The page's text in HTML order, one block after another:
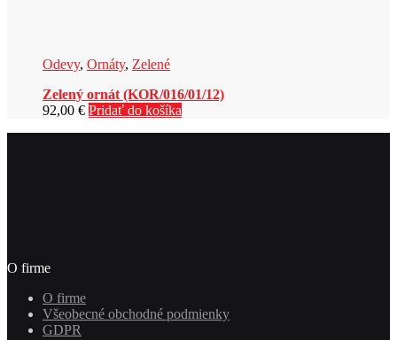
Odevy, Ornáty, Zelené
Zelený ornát (KOR/016/01/12)
92,00 € Pridať do košíka
O firme
O firme
Všeobecné obchodné podmienky
GDPR